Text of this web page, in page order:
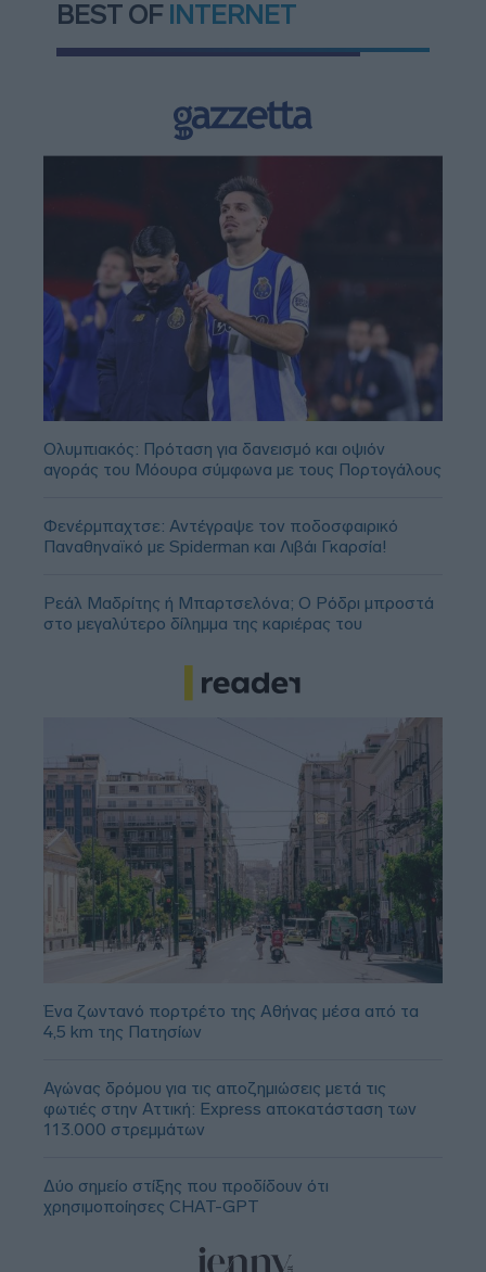
BEST OF INTERNET
Ολυμπιακός: Πρόταση για δανεισμό και οψιόν
αγοράς του Μόουρα σύμφωνα με τους Πορτογάλους
Φενέρμπαχτσε: Αντέγραψε τον ποδοσφαιρικό
Παναθηναϊκό με Spiderman και Λιβάι Γκαρσία!
Ρεάλ Μαδρίτης ή Μπαρτσελόνα; Ο Ρόδρι μπροστά
στο μεγαλύτερο δίλημμα της καριέρας του
Ένα ζωντανό πορτρέτο της Αθήνας μέσα από τα
4,5 km της Πατησίων
Αγώνας δρόμου για τις αποζημιώσεις μετά τις
φωτιές στην Αττική: Express αποκατάσταση των
113.000 στρεμμάτων
Δύο σημείο στίξης που προδίδουν ότι
χρησιμοποίησες CHAT-GPT